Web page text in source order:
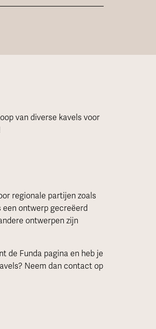
van diverse kavels voor
regionale partijen zoals
ontwerp gecreëerd
ontwerpen zijn
de Funda pagina en heb je
Neem dan contact op